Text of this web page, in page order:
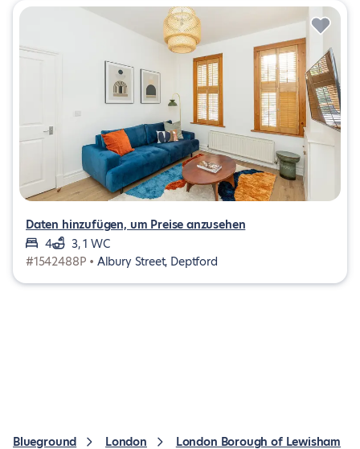
Daten hinzufügen, um Preise anzusehen
4
3, 1 WC
#1542488P • Albury Street, Deptford
Blueground London London Borough of Lewisham